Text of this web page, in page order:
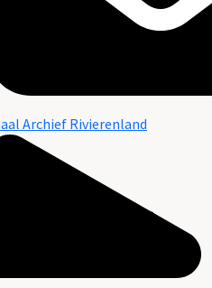
Archief Rivierenland